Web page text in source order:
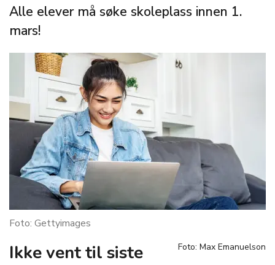
Alle elever må søke skoleplass innen 1.
mars!
Foto: Gettyimages
Foto: Max Emanuelson
Ikke vent til siste